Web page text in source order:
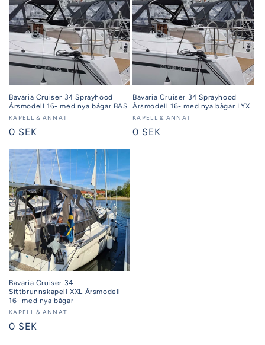
Bavaria Cruiser 34 Sprayhood
Årsmodell 16- med nya bågar BAS
Säljare:
KAPELL & ANNAT
Ordinarie
0 SEK
Bavaria Cruiser 34 Sprayhood
Årsmodell 16- med nya bågar LYX
Säljare:
KAPELL & ANNAT
Ordinarie
0 SEK
Bavaria Cruiser 34
Sittbrunnskapell XXL Årsmodell
16- med nya bågar
Säljare:
KAPELL & ANNAT
Ordinarie
0 SEK